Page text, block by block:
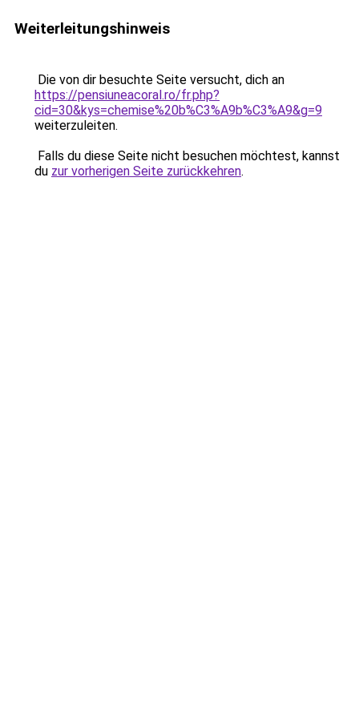
Weiterleitungshinweis
Die von dir besuchte Seite versucht, dich an
https://pensiuneacoral.ro/fr.php?
cid=30&kys=chemise%20b%C3%A9b%C3%A9&g=9
weiterzuleiten.
Falls du diese Seite nicht besuchen möchtest, kannst
du zur vorherigen Seite zurückkehren.